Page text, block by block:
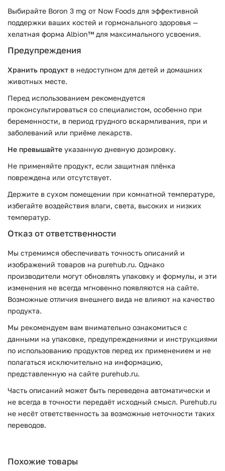
Выбирайте Boron 3 mg от Now Foods для эффективной
поддержки ваших костей и гормонального здоровья —
хелатная форма Albion™ для максимального усвоения.
Предупреждения
Хранить продукт в недоступном для детей и домашних
животных месте.
Перед использованием рекомендуется
проконсультироваться со специалистом, особенно при
беременности, в период грудного вскармливания, при и
заболеваний или приёме лекарств.
Не превышайте указанную дневную дозировку.
Не применяйте продукт, если защитная плёнка
повреждена или отсутствует.
Держите в сухом помещении при комнатной температуре,
избегайте воздействия влаги, света, высоких и низких
температур.
Отказ от ответственности
Мы стремимся обеспечивать точность описаний и
изображений товаров на purehub.ru. Однако
производители могут обновлять упаковку и формулы, и эти
изменения не всегда мгновенно появляются на сайте.
Возможные отличия внешнего вида не влияют на качество
продукта.
Мы рекомендуем вам внимательно ознакомиться с
данными на упаковке, предупреждениями и инструкциями
по использованию продуктов перед их применением и не
полагаться исключительно на информацию,
представленную на сайте purehub.ru.
Часть описаний может быть переведена автоматически и
не всегда в точности передаёт исходный смысл. Purehub.ru
не несёт ответственность за возможные неточности таких
переводов.
Похожие товары